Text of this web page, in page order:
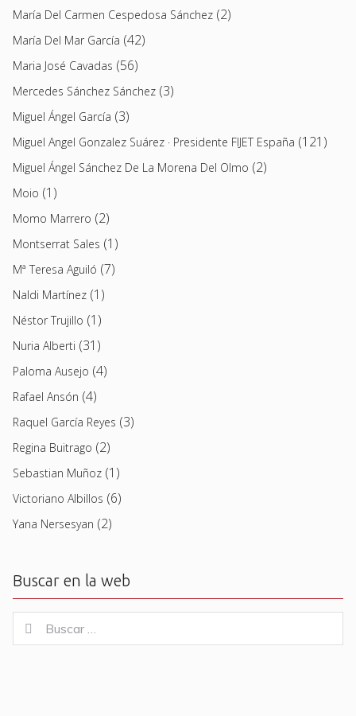
María Del Carmen Cespedosa Sánchez (2)
María Del Mar García (42)
Maria José Cavadas (56)
Mercedes Sánchez Sánchez (3)
Miguel Ángel García (3)
Miguel Angel Gonzalez Suárez · Presidente FIJET España (121)
Miguel Ángel Sánchez De La Morena Del Olmo (2)
Moio (1)
Momo Marrero (2)
Montserrat Sales (1)
Mª Teresa Aguiló (7)
Naldi Martínez (1)
Néstor Trujillo (1)
Nuria Alberti (31)
Paloma Ausejo (4)
Rafael Ansón (4)
Raquel García Reyes (3)
Regina Buitrago (2)
Sebastian Muñoz (1)
Victoriano Albillos (6)
Yana Nersesyan (2)
Buscar en la web
for:
Buscar